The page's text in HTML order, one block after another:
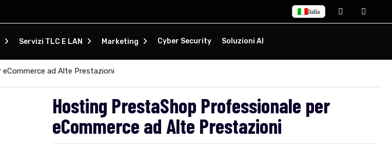
Italia
Servizi TLC E LAN Marketing Cyber Security Soluzioni AI
ad Alte Prestazioni
Hosting PrestaShop Professionale per
eCommerce ad Alte Prestazioni